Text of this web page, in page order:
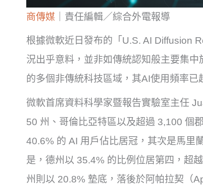
商傳媒 ｜責任編輯／綜合外電報導
根據微軟近日發布的「U.S. AI Diffusion
況出乎意料，並非如傳統認知般主要集
的多個非傳統科技區域，其AI使用頻率已
微軟首席資料科學家暨報告實驗室主任
50 州、哥倫比亞特區以及超過 3,100 個
40.6% 的 AI 用戶佔比居冠，其次是馬里
是，德州以 35.4% 的比例位居第四，超
州則以 20.8% 墊底，落後於阿帕拉契（